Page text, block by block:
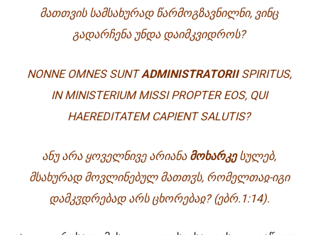
ᲛᲐᲗᲗᲕᲘᲡ ᲡᲐᲛᲡᲐᲮᲣᲠᲐᲓ ᲬᲐᲠᲛᲝᲒᲖᲐᲕᲜᲘᲚᲜᲘ, ᲕᲘᲜᲪ
ᲒᲐᲓᲐᲠᲩᲔᲜᲐ ᲣᲜᲓᲐ ᲓᲐᲘᲛᲙᲕᲘᲓᲠᲝᲡ?
NONNE OMNES SUNTADMINISTRATORIISPIRITUS,
IN MINISTERIUM MISSI PROPTER EOS, QUI
HAEREDITATEM CAPIENT SALUTIS?
ᲐᲜᲣ ᲐᲠᲐ ᲧᲝᲕᲔᲚᲜᲘᲕᲔ ᲐᲠᲘᲐᲜᲐ ᲛᲝᲮᲐᲠᲙᲔᲡᲣᲚᲔᲑ,
ᲛᲡᲐᲮᲣᲠᲐᲓ ᲛᲝᲕᲚᲘᲜᲔᲑᲣᲚ ᲛᲐᲗᲗᲳᲡ, ᲠᲝᲛᲔᲚᲗᲐᲲ-ᲘᲒᲘ
ᲓᲐᲛᲙᲳᲓᲠᲔᲑᲐᲓ ᲐᲠᲡ ᲪᲮᲝᲠᲔᲑᲐᲲ?(ᲔᲑᲠ.1:14).